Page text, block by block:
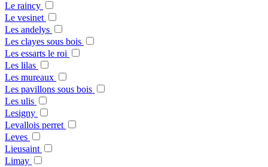
Le raincy
Le vesinet
Les andelys
Les clayes sous bois
Les essarts le roi
Les lilas
Les mureaux
Les pavillons sous bois
Les ulis
Lesigny
Levallois perret
Leves
Lieusaint
Limay